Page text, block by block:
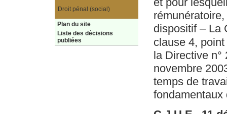
dispositif – La
clause 4, point
la Directive
novembre
temps de
fondamentaux
Droit pénal (social)
Plan du site
Liste des décisions
publiées